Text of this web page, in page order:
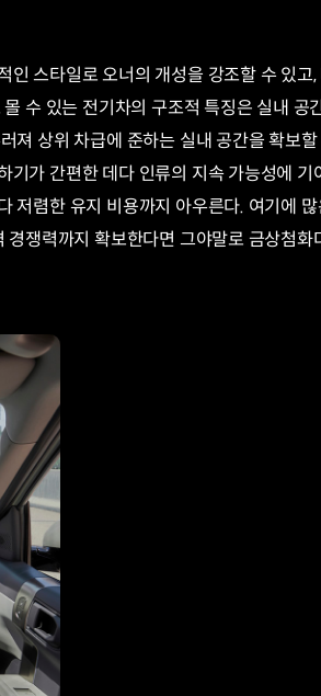
인 스타일로 오너의 개성을 강조할 수 있고
수 있는 전기차의 구조적 특징은 실내 공
져 상위 차급에 준하는 실내 공간을 확보
기가 간편한 데다 인류의 지속 가능성에 기
저렴한 유지 비용까지 아우른다. 여기에
경쟁력까지 확보한다면 그야말로 금상첨화